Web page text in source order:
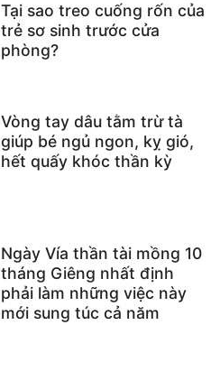
Tại sao treo cuống rốn của
trẻ sơ sinh trước cửa
phòng?
Vòng tay dâu tằm trừ tà
giúp bé ngủ ngon, kỵ gió,
hết quấy khóc thần kỳ
Ngày Vía thần tài mồng 10
tháng Giêng nhất định
phải làm những việc này
mới sung túc cả năm